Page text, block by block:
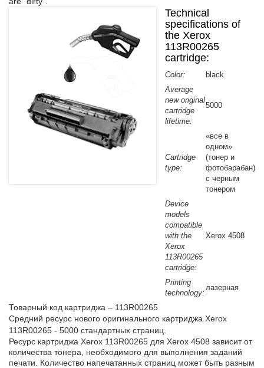
Refilling cartridges Olivetti
Refilling cartridges Ricoh
Refilling cartridges Pantum
Refilling cartridges Toshiba
Technical
specifications of
the Xerox
113R00265
cartridge:
Color:
black
Average
new original
cartridge
lifetime:
5000
Cartridge
type:
«все в
одном»
(тонер и
фотобарабан)
с черным
тонером
Device
models
compatible
with the
Xerox
113R00265
cartridge:
Xerox 4508
Printing
technology:
лазерная
Товарный код картриджа – 113R00265
Средний ресурс нового оригинального картриджа Xerox
113R00265 - 5000 стандартных страниц.
Ресурс картриджа Xerox 113R00265 для Xerox 4508 зависит от
количества тонера, необходимого для выполнения заданий
печати. Количество напечатанных страниц может быть разным